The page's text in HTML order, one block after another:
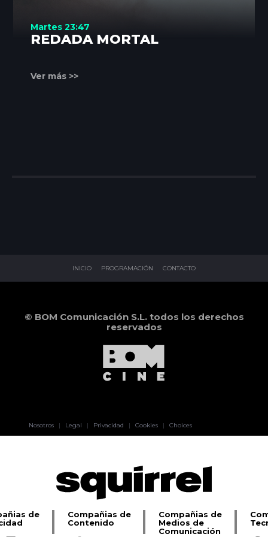
Martes 23:47
REDADA MORTAL
Ver más >>
INICIO PROGRAMACIÓN CONTACTO
© BOM Comunicación S.L. todos los derechos
reservados
Nosotros | Legal | Privacidad | Cookies | Choices
de
Compañias de
Contenido
Compañias de
Medios de
Comunicación